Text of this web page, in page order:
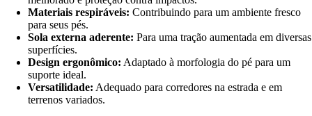
Materiais respiráveis: Contribuindo para um ambiente fresco
para seus pés.
Sola externa aderente: Para uma tração aumentada em diversas
superfícies.
Design ergonômico: Adaptado à morfologia do pé para um
suporte ideal.
Versatilidade: Adequado para corredores na estrada e em
terrenos variados.